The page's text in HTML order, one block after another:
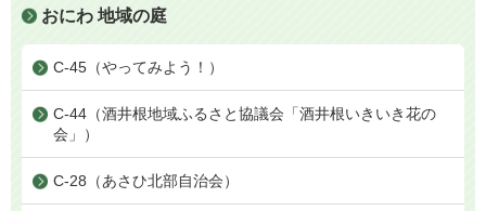
おにわ 地域の庭
C-45（やってみよう！）
C-44（酒井根地域ふるさと協議会「酒井根いきいき花の
会」）
C-28（あさひ北部自治会）